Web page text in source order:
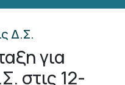
Δ.Σ.
για
στις 12-